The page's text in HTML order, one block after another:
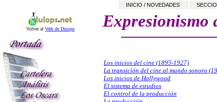
INICIO / NOVEDADES
Volver al Web de Duiops Expresionismo
Los inicios del cine (1895-1927)
La transición del cine al mundo sonoro
Los inicios de Hollywood
El sistema de estudios
El control de la producción